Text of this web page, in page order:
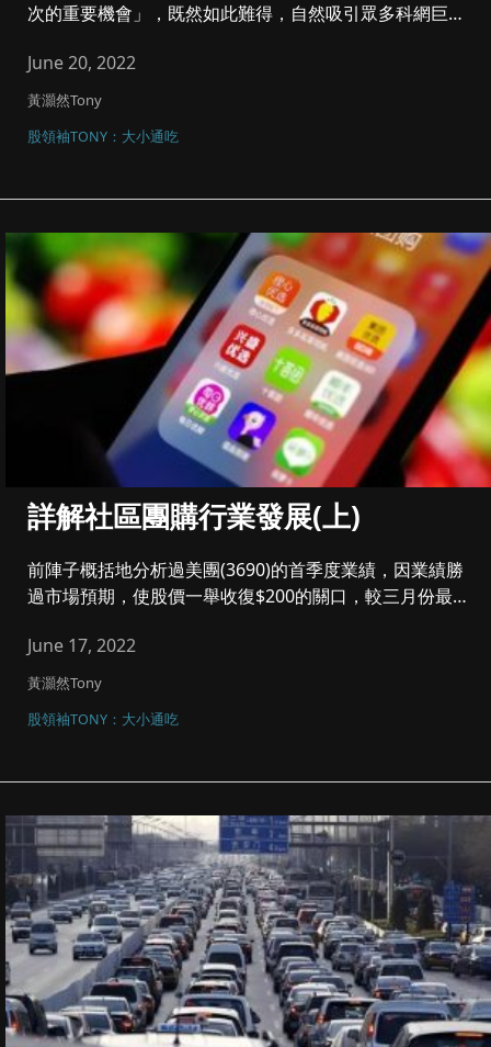
次的重要機會」，既然如此難得，自然吸引眾多科網巨頭
June 20, 2022
黃灝然Tony
股領袖TONY：大小通吃
詳解社區團購行業發展(上)
前陣子概括地分析過美團(3690)的首季度業績，因業績勝
過市場預期，使股價一舉收復$200的關口，較三月份最
June 17, 2022
黃灝然Tony
股領袖TONY：大小通吃